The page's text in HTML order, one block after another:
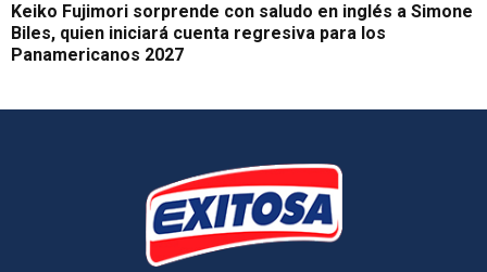
Keiko Fujimori sorprende con saludo en inglés a Simone
Biles, quien iniciará cuenta regresiva para los
Panamericanos 2027